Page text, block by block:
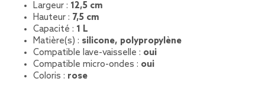
Largeur : 12,5 cm
Hauteur : 7,5 cm
Capacité : 1 L
Matière(s) : silicone, polypropylène
Compatible lave-vaisselle : oui
Compatible micro-ondes : oui
Coloris : rose